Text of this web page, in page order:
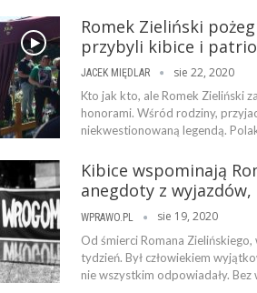
Romek Zieliński
przybyli kibice i
JACEK MIĘDLAR sie 22, 2020
Kto jak kto, ale Romek Zieliński
honorami. Wśród rodziny,
niekwestionowaną legendą.
Kibice wspominają
anegdoty z wyjazdów,
WPRAWO.PL sie 19, 2020
Od śmierci Romana
tydzień. Był człowiekiem
nie wszystkim odpowiadały.